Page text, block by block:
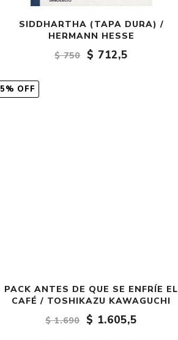
SIDDHARTHA (TAPA DURA) /
HERMANN HESSE
$ 750
$ 712,5
5% OFF
PACK ANTES DE QUE SE ENFRÍE EL
CAFÉ / TOSHIKAZU KAWAGUCHI
$ 1.690
$ 1.605,5